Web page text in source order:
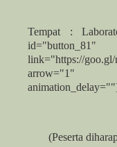
Tempat :
link="https://
arrow="1"
(Peserta